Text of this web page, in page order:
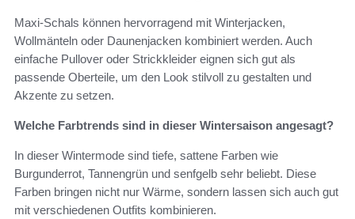
Maxi-Schals können hervorragend mit Winterjacken,
Wollmänteln oder Daunenjacken kombiniert werden. Auch
einfache Pullover oder Strickkleider eignen sich gut als
passende Oberteile, um den Look stilvoll zu gestalten und
Akzente zu setzen.
Welche Farbtrends sind in dieser Wintersaison angesagt?
In dieser Wintermode sind tiefe, sattene Farben wie
Burgunderrot, Tannengrün und senfgelb sehr beliebt. Diese
Farben bringen nicht nur Wärme, sondern lassen sich auch gut
mit verschiedenen Outfits kombinieren.